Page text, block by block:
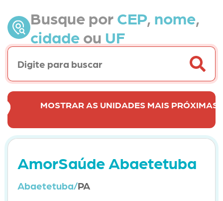
Busque por CEP, nome,
cidade ou UF
MOSTRAR AS UNIDADES MAIS PRÓXIMAS
AmorSaúde Abaetetuba
Abaetetuba/PA